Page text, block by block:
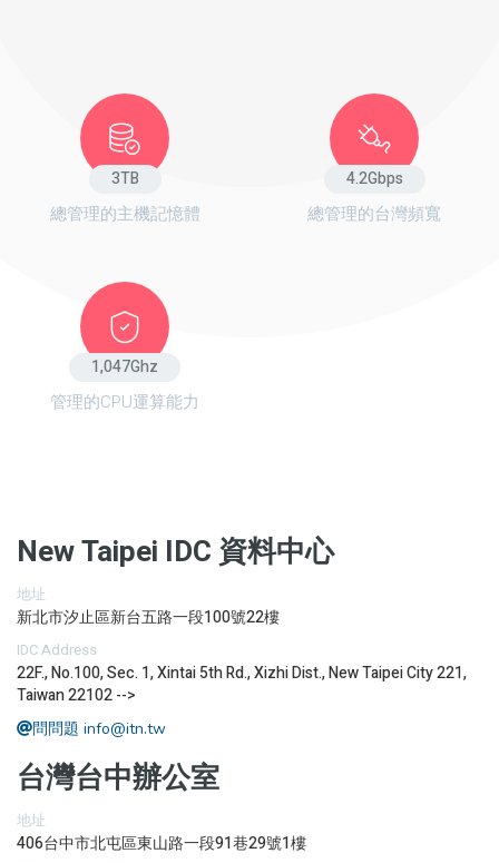
4TB
總管理的主機記憶體
4.5Gbps
總管理的台灣頻寬
1,126Ghz
管理的CPU運算能力
New Taipei IDC 資料中心
地址
新北市汐止區新台五路一段100號22樓
IDC Address
22F., No.100, Sec. 1, Xintai 5th Rd., Xizhi Dist., New Taipei City 221,
Taiwan 22102-->
問問題 info@itn.tw
台灣台中辦公室
地址
406台中市北屯區東山路一段91巷29號1樓